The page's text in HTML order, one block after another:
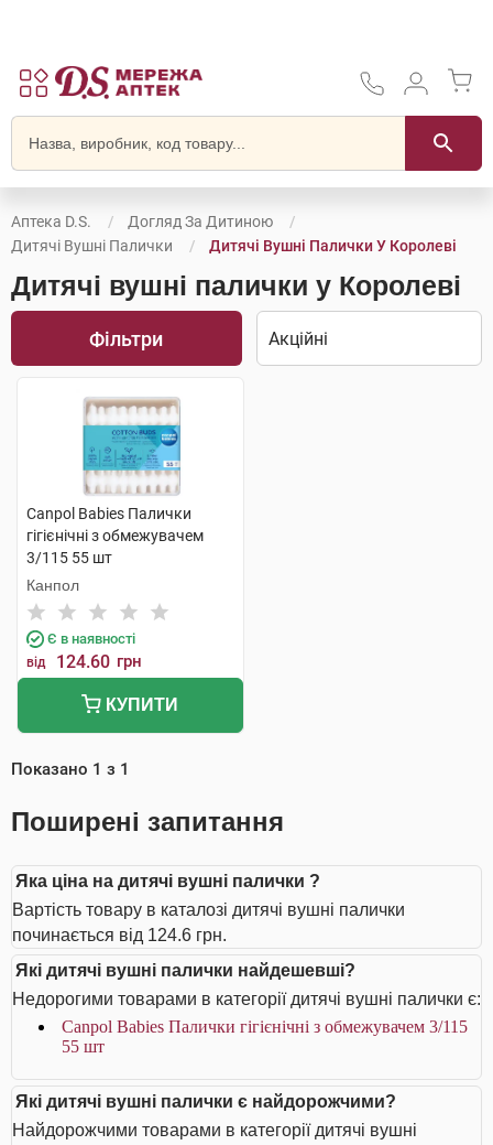
Аптека D.S.
Догляд За Дитиною
Дитячі Вушні Палички
Дитячі Вушні Палички У Королеві
Дитячі вушні палички у Королеві
Фільтри
Canpol Babies Палички
гігієнічні з обмежувачем
3/115 55 шт
Канпол
Є в наявності
від 124.60 грн
КУПИТИ
Показано 1 з 1
Поширені запитання
Яка ціна на дитячі вушні палички ?
Вартість товару в каталозі дитячі вушні палички
починається від 124.6 грн.
Які дитячі вушні палички найдешевші?
Недорогими товарами в категорії дитячі вушні палички є:
Canpol Babies Палички гігієнічні з обмежувачем 3/115
55 шт
Які дитячі вушні палички є найдорожчими?
Найдорожчими товарами в категорії дитячі вушні